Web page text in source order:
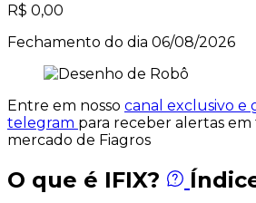
R$ 0,00
Fechamento do dia 06/08/2026
Entre em nosso canal exclusivo e
telegram para receber alertas
mercado de Fiagros
O que é IFIX?